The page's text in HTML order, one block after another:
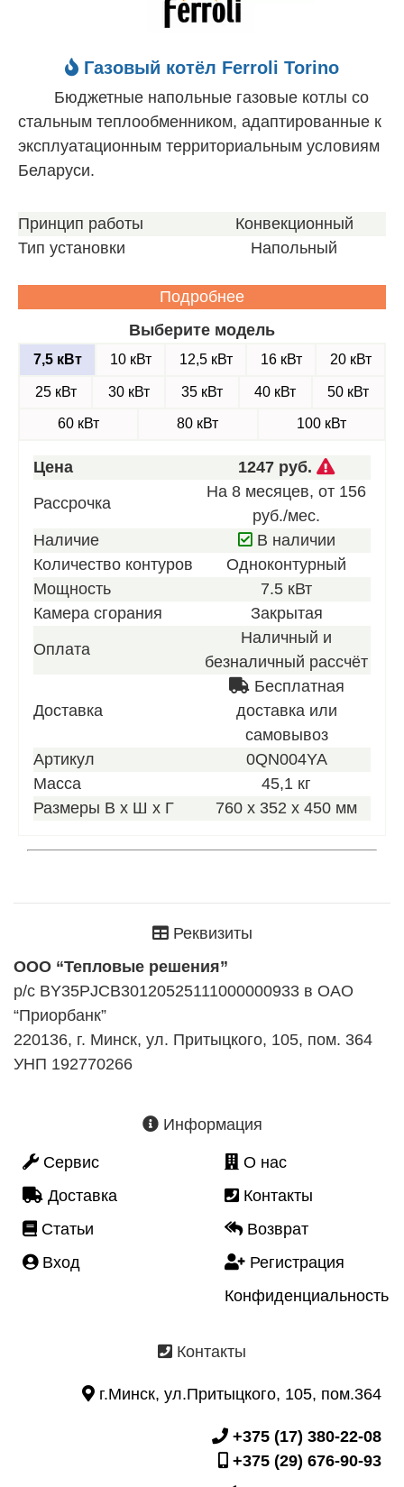
Газовый котёл Ferroli Torino
Бюджетные напольные газовые котлы со
стальным теплообменником, адаптированные к
эксплуатационным территориальным условиям
Беларуси.
Принцип работы
Конвекционный
Тип установки
Напольный
Подробнее
Выберите модель
7,5 кВт 10 кВт 12,5 кВт 16 кВт 20 кВт
25 кВт 30 кВт 35 кВт 40 кВт 50 кВт
60 кВт 80 кВт 100 кВт
Цена 1247 руб.
Звоните
для
нашего
лучшего
Рассрочка
На 8 месяцев, от 156
руб./мес.
Наличие
В наличии
Количество контуров
Одноконтурный
Мощность
7.5 кВт
Камера сгорания
Закрытая
Оплата
Наличный и
безналичный рассчёт
Доставка
Бесплатная
доставка или
самовывоз
Артикул
0QN004YA
Масса
45,1 кг
Размеры В х Ш х Г
760 х 352 х 450 мм
Реквизиты
ООО “Тепловые решения”
р/с BY35PJCB30120525111000000933 в ОАО
“Приорбанк”
220136, г. Минск, ул. Притыцкого, 105, пом. 364
УНП 192770266
Информация
Сервис
Доставка
Статьи
Вход
О нас
Контакты
Возврат
Регистрация
Конфиденциальность
Контакты
г.Минск, ул.Притыцкого, 105, пом.364
+375 (17) 380-22-08
+375 (29) 676-90-93